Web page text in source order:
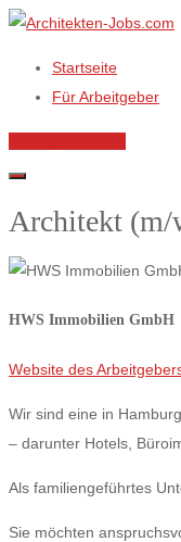
Startseite
Für Arbeitgeber
Architekt (m/
HWS Immobilien GmbH
Website des
Wir sind eine in
– darunter Hotels,
Als familiengeführtes
Sie möchten